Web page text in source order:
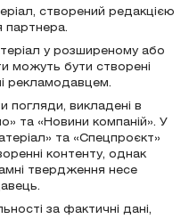
створений редакцією
партнера.
у розширеному або
можуть бути створені
рекламодавцем.
погляди, викладені в
та «Новини компаній». У
та «Спецпроєкт»
контенту, однак
твердження несе
за фактичні дані,